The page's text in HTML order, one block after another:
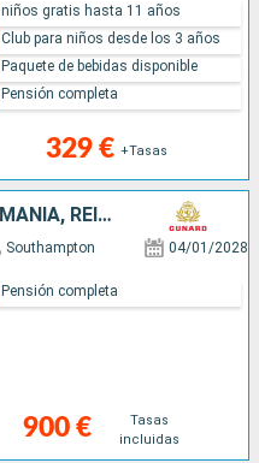
329 € +Tasas
niños gratis hasta 11 años
Club para niños desde los 3 años
Paquete de bebidas disponible
Pensión completa
BÉLGICA, PAISES BAJOS, ALEMANIA, REINO UNIDO
Southampton 04/01/2028
900 €
Tasas
incluidas
Pensión completa